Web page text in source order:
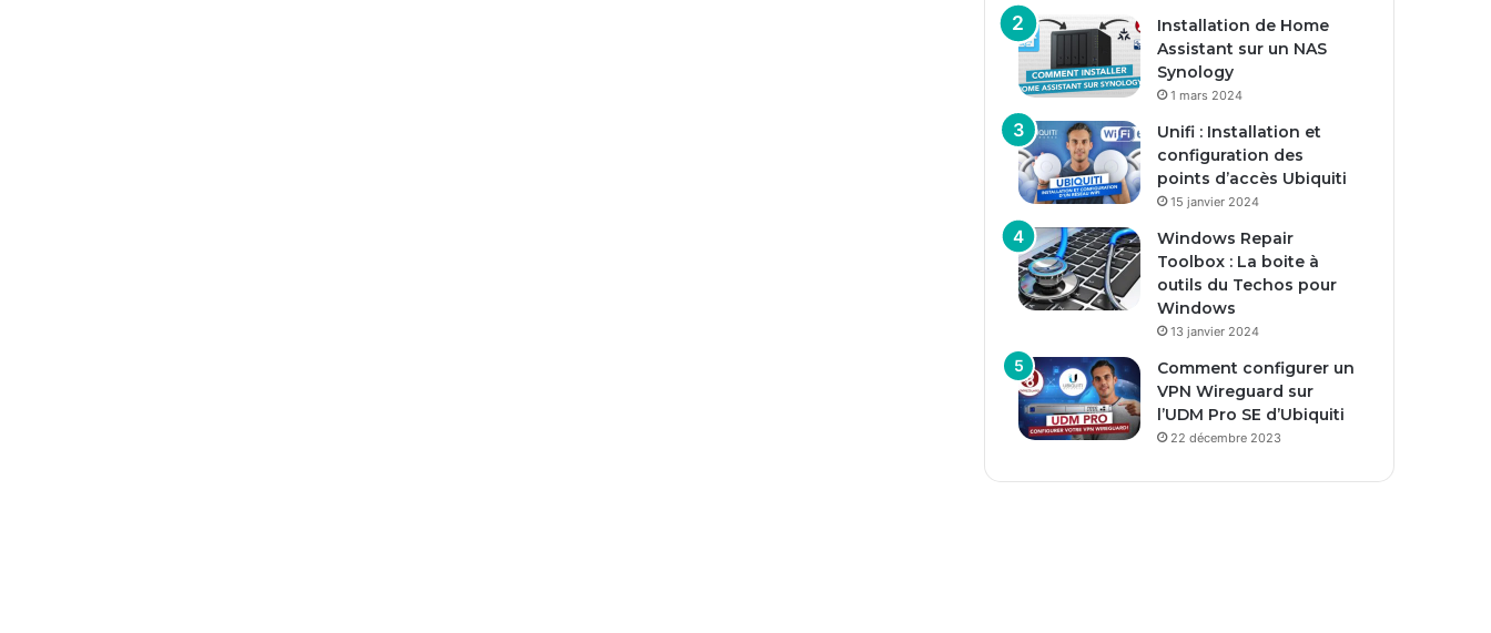
Installation de Home
Assistant sur un NAS
Synology
1 mars 2024
Unifi : Installation et
configuration des
points d’accès Ubiquiti
15 janvier 2024
Windows Repair
Toolbox : La boite à
outils du Techos pour
Windows
13 janvier 2024
Comment configurer un
VPN Wireguard sur
l’UDM Pro SE d’Ubiquiti
22 décembre 2023